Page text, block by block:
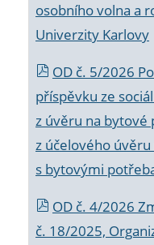
osobního volna a
Univerzity Karlovy
OD č. 5/2026
příspěvku ze
z úvěru na bytové
z účelového
s bytovými
OD č. 4/2026
č. 18/2025,